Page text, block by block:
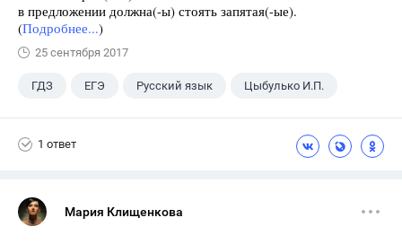
в предложении должна(-ы) стоять запятая(-ые).
(Подробнее...)
25 сентября 2017
ГДЗ ЕГЭ Русский язык Цыбулько И.П.
1 ответ
Мария Клищенкова